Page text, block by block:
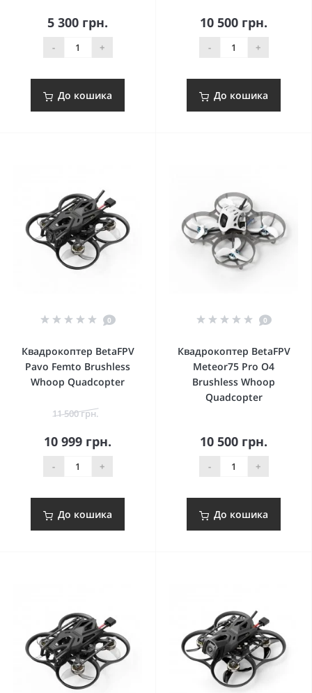
5 300 грн.
- +
До кошика
10 500 грн.
- +
До кошика
0
Квадрокоптер BetaFPV
Pavo Femto Brushless
Whoop Quadcopter
11 500 грн.
10 999 грн.
- +
До кошика
0
Квадрокоптер BetaFPV
Meteor75 Pro O4
Brushless Whoop
Quadcopter
10 500 грн.
- +
До кошика